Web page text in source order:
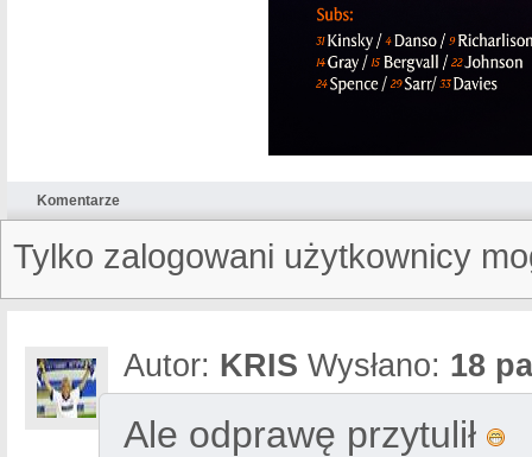
Komentarze
Tylko zalogowani użytkownicy
Autor: KRIS Wysłano: 18
Ale odprawę przytulił